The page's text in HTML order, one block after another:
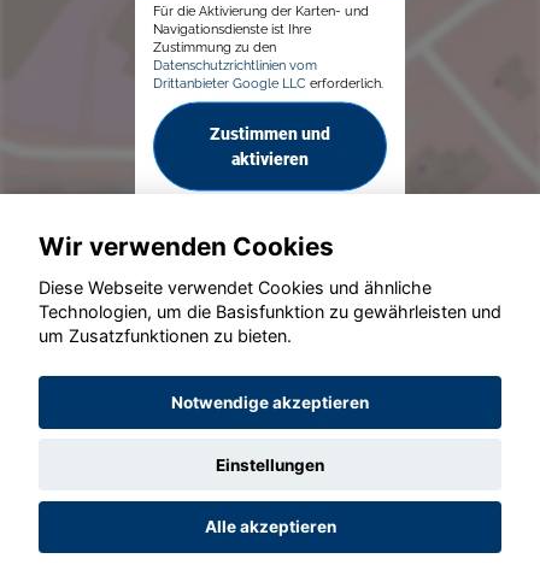
Für die Aktivierung der Karten- und
Navigationsdienste ist Ihre
Zustimmung zu den
Datenschutzrichtlinien vom
Drittanbieter Google LLC erforderlich.
Zustimmen und
aktivieren
© konjunkturmotor.de GmbH 2020 - 2026
Wir verwenden Cookies
Diese Webseite verwendet Cookies und ähnliche
Technologien, um die Basisfunktion zu gewährleisten und
um Zusatzfunktionen zu bieten.
Notwendige akzeptieren
Einstellungen
Alle akzeptieren